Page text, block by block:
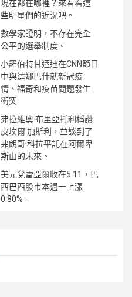
現在都在哪裡？來看看這
些明星們的近況吧。
數學家證明，不存在完全
公平的選舉制度。
小羅伯特甘迺迪在CNN節目
中與達娜巴什就新冠疫
情、福奇和疫苗問題發生
衝突
弗拉維奧·布里亞托利稱讚
皮埃爾·加斯利，並談到了
弗朗哥·科拉平託在阿爾卑
斯山的未來。
美元兌雷亞爾收在5.11，巴
西巴西股市本週一上漲
0.80%。